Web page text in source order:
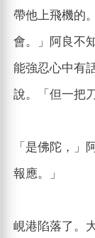
帶他上飛機的
會。」阿良不
能強忍心中有
說。「但一把
「是佛陀，」
報應。」
峴港陷落了。